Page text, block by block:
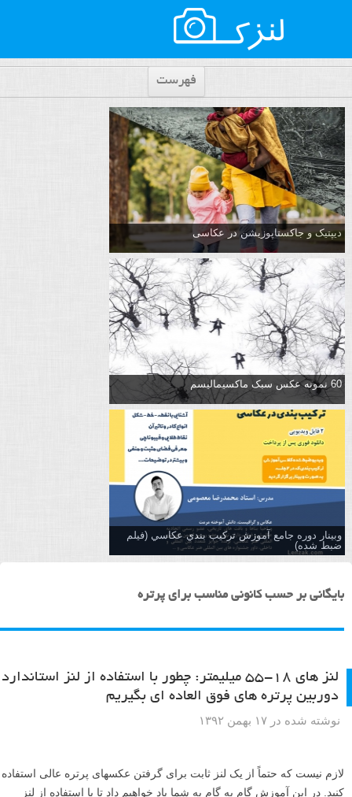
فهرست
دیپتیک و جاکستا‌پوزیشن در عکاسی
60 نمونه عکس سبک ماکسیمالیسم
وبینار دوره جامع آموزش تركيب بندي عكاسي (فیلم
ضبط شده)
بایگانی بر حسب کانونی مناسب برای پرتره
لنز های ۱۸-۵۵ میلیمتر: چطور با استفاده از لنز استاندارد
دوربین پرتره های فوق العاده ای بگیریم
نوشته شده در ۱۷ بهمن ۱۳۹۲